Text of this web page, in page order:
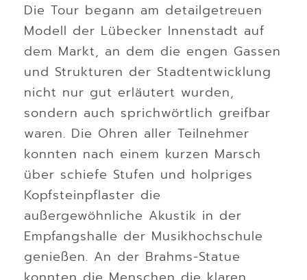
Die Tour begann am detailgetreuen
Modell der Lübecker Innenstadt auf
dem Markt, an dem die engen Gassen
und Strukturen der Stadtentwicklung
nicht nur gut erläutert wurden,
sondern auch sprichwörtlich greifbar
waren. Die Ohren aller Teilnehmer
konnten nach einem kurzen Marsch
über schiefe Stufen und holpriges
Kopfsteinpflaster die
außergewöhnliche Akustik in der
Empfangshalle der Musikhochschule
genießen. An der Brahms-Statue